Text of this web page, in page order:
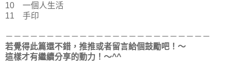
10 一個人生活
11 手印
－－－－－－－－－－－－－－－－－－－－－－－－－
若覺得此篇還不錯，推推或者留言給個鼓勵吧！～
這樣才有繼續分享的動力！～^^